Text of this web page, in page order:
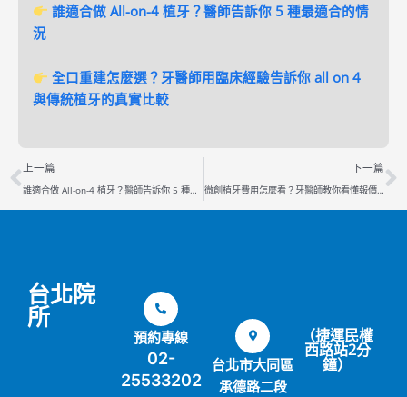
誰適合做 All-on-4 植牙？醫師告訴你 5 種最適合的情
況
全口重建怎麼選？牙醫師用臨床經驗告訴你 all on 4
與傳統植牙的真實比較
上一頁
上一篇
誰適合做 All-on-4 植牙？醫師告訴你 5 種最適合的情況
下一篇
微創植牙費用怎麼看？牙醫師教你看懂報價裡藏的細節
台北院
所
預約專線
02-
25533202
台北市大同區
承德路二段
（捷運民權
西路站2分
鐘）